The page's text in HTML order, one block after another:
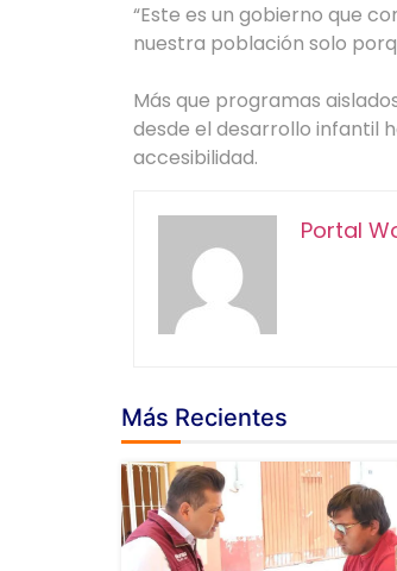
“Este es un gobierno que
nuestra población solo
Más que programas
desde el desarrollo infantil
accesibilidad.
Portal
Más Recientes